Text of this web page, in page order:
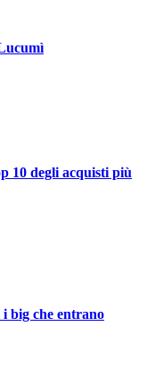
10 degli acquisti più
big che entrano